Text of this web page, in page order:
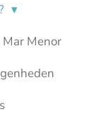
Menor